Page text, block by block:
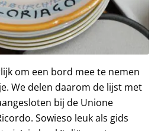
om een bord mee te nemen
We delen daarom de lijst met
bij de Unione
Sowieso leuk als gids